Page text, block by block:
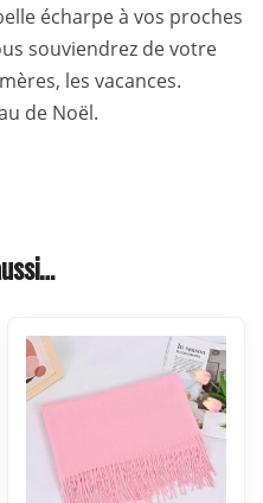
écharpe à vos proches
souviendrez de votre
les vacances.
de Noël.